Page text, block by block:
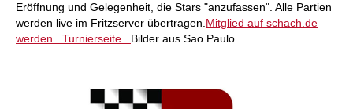
Eröffnung und Gelegenheit, die Stars "anzufassen". Alle Partien
werden live im Fritzserver übertragen. Mitglied auf schach.de
werden... Turnierseite... Bilder aus Sao Paulo...